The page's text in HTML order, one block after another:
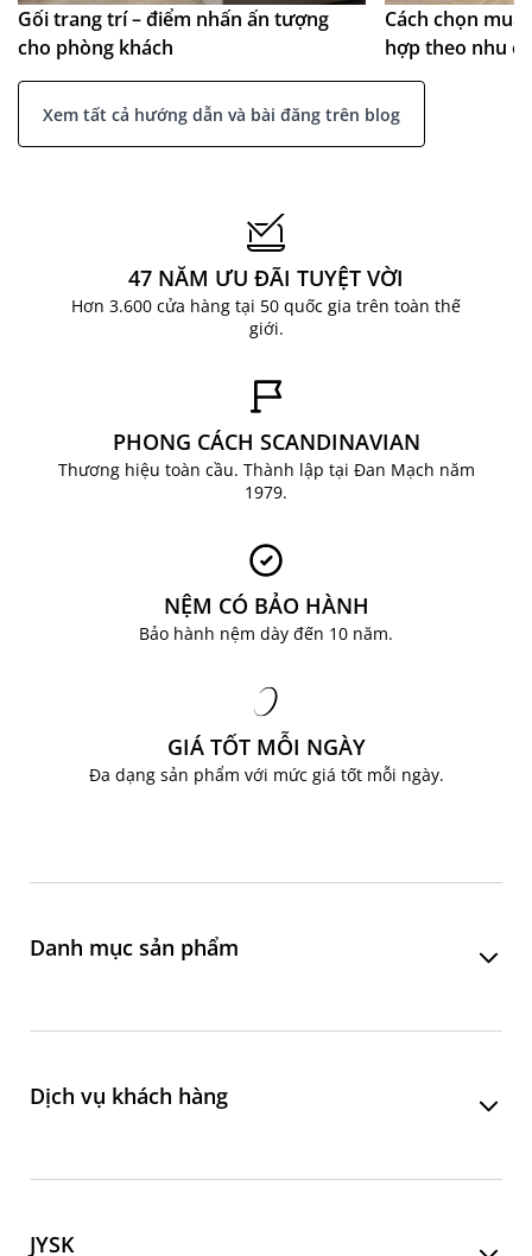
Gối trang trí – điểm nhấn ấn tượng
cho phòng khách
Cách chọn
hợp theo nhu
Xem tất cả hướng dẫn và bài đăng trên blog
47 NĂM ƯU ĐÃI TUYỆT VỜI
Hơn 3.600 cửa hàng tại 50 quốc gia trên toàn thế
giới.
PHONG CÁCH SCANDINAVIAN
Thương hiệu toàn cầu. Thành lập tại Đan Mạch năm
1979.
NỆM CÓ BẢO HÀNH
Bảo hành nệm dày đến 10 năm.
GIÁ TỐT MỖI NGÀY
Đa dạng sản phẩm với mức giá tốt mỗi ngày.
Danh mục sản phẩm
Phòng ăn
Phòng tắm
Dịch vụ khách hàng
Chăm sóc khách hàng
JYSK